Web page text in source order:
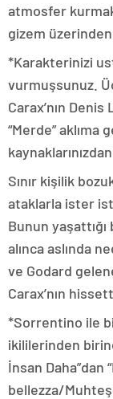
atmosfer
gizem üzerinden
*Karakterinizi
vurmuşsunuz.
Carax’nın
“Merde”
Sınır kişilik
ataklarla ister
Bunun
alınca aslında
ve Godard
Carax’nın
*Sorrentino ile
ikililerinden
İnsan Daha”dan
bellezza/